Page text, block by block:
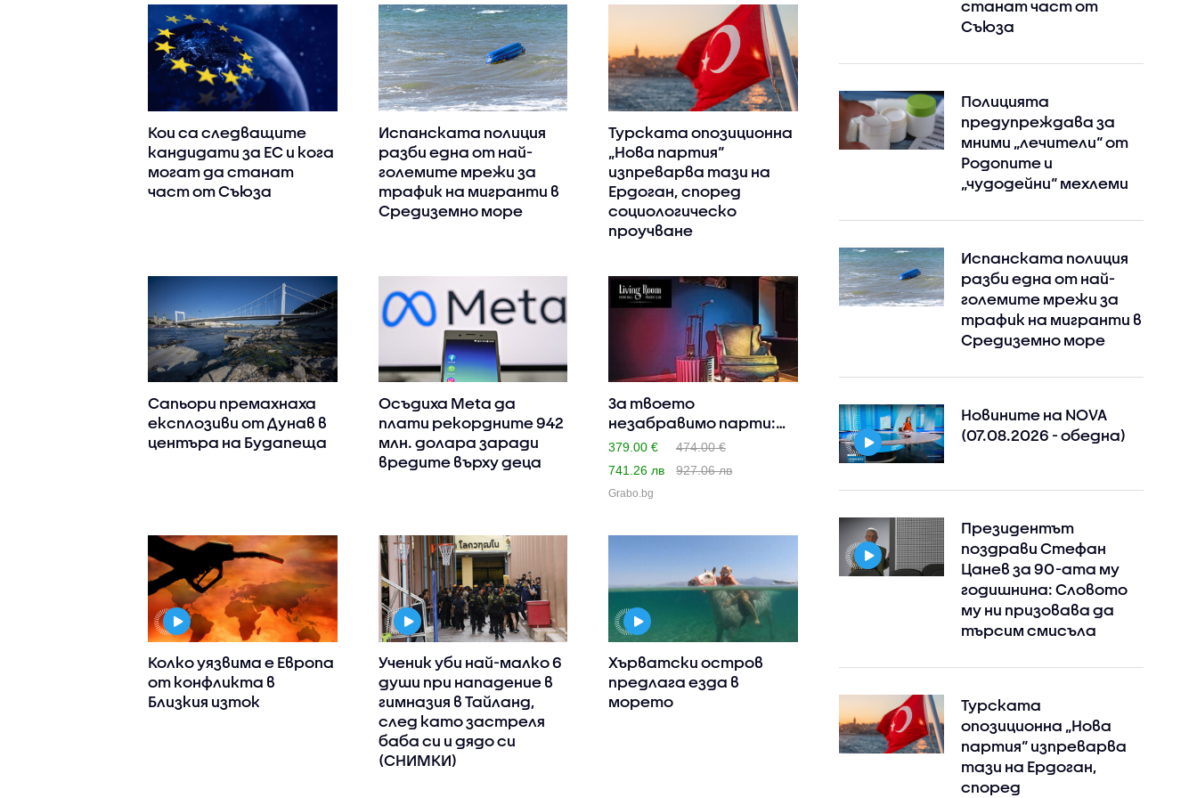
Кои са следващите
кандидати за ЕС и кога
могат да станат
част от Съюза
Испанската полиция
разби една от най-
големите мрежи за
трафик на мигранти в
Средиземно море
Турската опозиционна
„Нова партия“
изпреварва тази на
Ердоган, според
социологическо
проучване
Сапьори премахнаха
експлозиви от Дунав в
центъра на Будапеща
Осъдиха Meta да
плати рекордните 942
млн. долара заради
вредите върху деца
За твоето
незабравимо парти:
Наем на зала за..
379.00 €
474.00 €
741.26 лв
927.06 лв
Grabo.bg
Колко уязвима е Европа
от конфликта в
Близкия изток
Ученик уби най-малко 6
души при нападение в
гимназия в Тайланд,
след като застреля
баба си и дядо си
(СНИМКИ)
Хърватски остров
предлага езда в
морето
станат част от
Съюза
Полицията
предупреждава за
мними „лечители“ от
Родопите и
„чудодейни“ мехлеми
Испанската полиция
разби една от най-
големите мрежи за
трафик на мигранти в
Средиземно море
Новините на NOVA
(07.08.2026 - обедна)
Президентът
поздрави Стефан
Цанев за 90-ата му
годишнина: Словото
му ни призовава да
търсим смисъла
Турската
опозиционна „Нова
партия“ изпреварва
тази на Ердоган,
според